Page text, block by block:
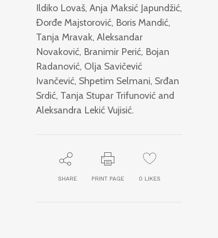
Ildiko Lovaš, Anja Maksić Japundžić,
Đorđe Majstorović, Boris Mandić,
Tanja Mravak, Aleksandar
Novaković, Branimir Perić, Bojan
Radanović, Olja Savičević
Ivančević, Shpetim Selmani, Srđan
Srdić, Tanja Stupar Trifunović and
Aleksandra Lekić Vujisić.
SHARE PRINT PAGE 0 LIKES